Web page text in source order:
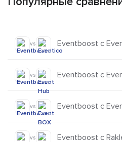
vs Eventboost с
vs Eventboost с
vs Eventboost с
vs Eventboost с